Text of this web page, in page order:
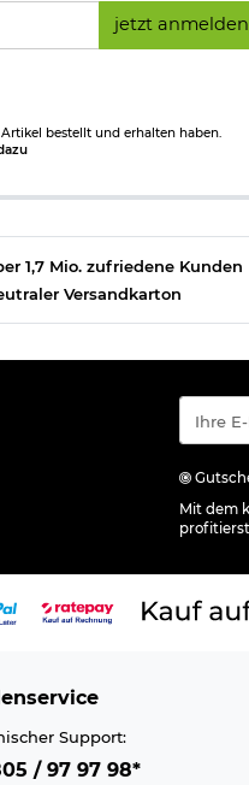
jetzt anmelden
bestellt und erhalten haben.
1,7 Mio. zufriedene Kunden
Versandkarton
Mit dem
Support:
/ 97 97 98*